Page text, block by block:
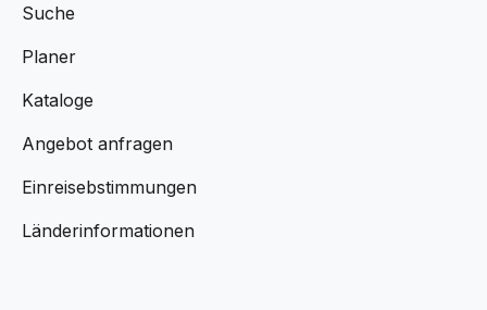
Suche
Planer
Kataloge
Angebot anfragen
Einreisebstimmungen
Länderinformationen